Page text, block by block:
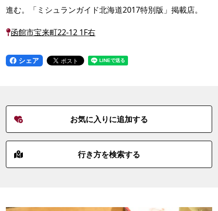
進む。「ミシュランガイド北海道2017特別版」掲載店。
函館市宝来町22-12 1F右
シェア
お気に入りに追加する
行き方を検索する